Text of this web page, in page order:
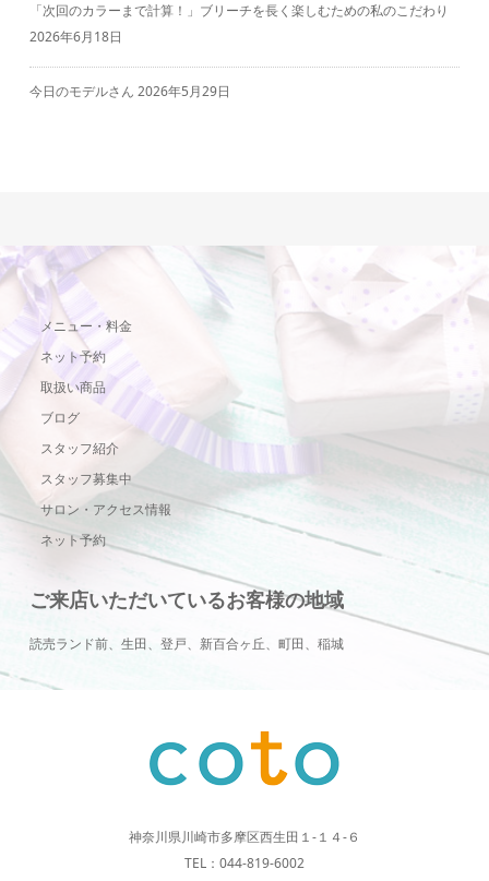
「次回のカラーまで計算！」ブリーチを長く楽しむための私のこだわり
2026年6月18日
今日のモデルさん 2026年5月29日
メニュー・料金
ネット予約
取扱い商品
ブログ
スタッフ紹介
スタッフ募集中
サロン・アクセス情報
ネット予約
ご来店いただいているお客様の地域
読売ランド前、生田、登戸、新百合ヶ丘、町田、稲城
神奈川県川崎市多摩区西生田１-１４-６
TEL：044-819-6002